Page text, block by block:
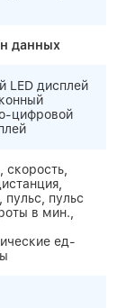
данных
LED дисплей
цифровой
скорость,
пульс, пульс
в мин.,
ед-